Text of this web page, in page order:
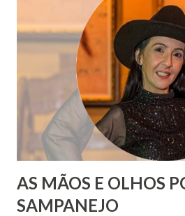
AS MÃOS E OLHOS
SAMPANEJO